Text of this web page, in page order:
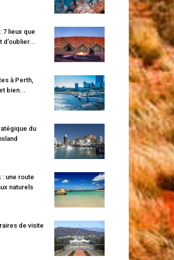
7 lieux que
d’oublier...
à Perth,
bien...
du
: une route
naturels
de visite